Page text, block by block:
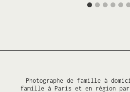
Photographe de famille à
famille à Paris et en région